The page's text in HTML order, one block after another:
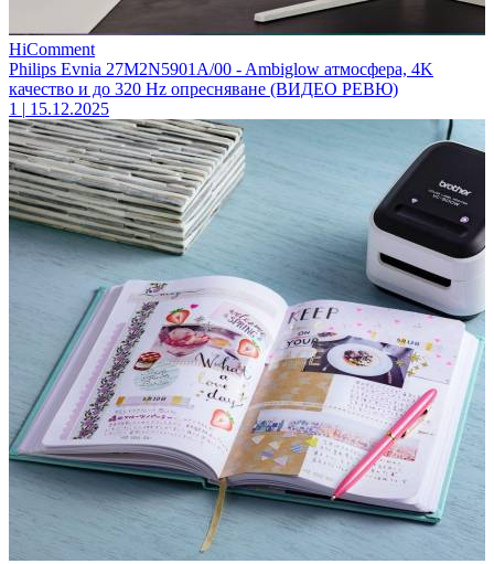
HiComment
Philips Evnia 27M2N5901A/00 - Ambiglow атмосфера, 4K
качество и до 320 Hz опресняване (ВИДЕО РЕВЮ)
1 | 15.12.2025